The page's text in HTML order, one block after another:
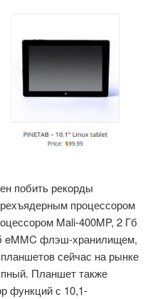
побить рекорды
процессором
Mali-400MP, 2 Гб
eMMC флэш-хранилищем,
сейчас на рынке
Планшет также
функций с 10,1-